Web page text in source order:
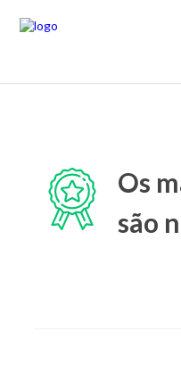
Os
são